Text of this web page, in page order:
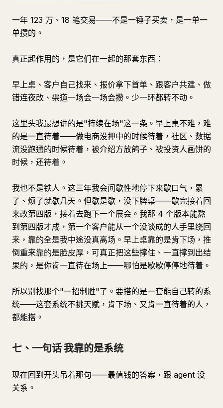
一年 123 万、18 笔交易——不是一锤子买卖，是一单一
单攒的。
真正起作用的，是它们在一起的那套东西：
早上桌、客户自己找来、报价拿下首单、跟客户共建、做
错连夜改、渠道一场会一场会攒。少一环都转不动。
这里头我最想讲的是"持续在场"这一条。早上桌不难，难
的是一直待着——做电商没押中的时候待着，社区、数据
流没跑通的时候待着，被介绍方放鸽子、被投资人画饼的
时候，还待着。
我也不是铁人。这三年我会间歇性地停下来歇口气，累
了、烦了就歇几天。但歇是歇，没下牌桌——歇完接着回
来改第四版，接着去跑下一个展会。我那 4 个版本能熬
到第四版才成，第一个客户能从一个没谈成的人手里绕回
来，靠的全是我中途没真离场。早上桌靠的是肯下场，推
倒重来靠的是脸皮厚，可真正把这些撑住、一直撑到出结
果的，是你肯一直待在场上——哪怕是歇歇停停地待着。
所以别找那个"一招制胜"了。要搭的是一套能自己转的系
统——这套系统不挑天赋，肯下场、又肯一直待着的人，
都能搭。
七、一句话 我靠的是系统
现在回到开头吊着那句——最值钱的答案，跟 agent 没
关系。